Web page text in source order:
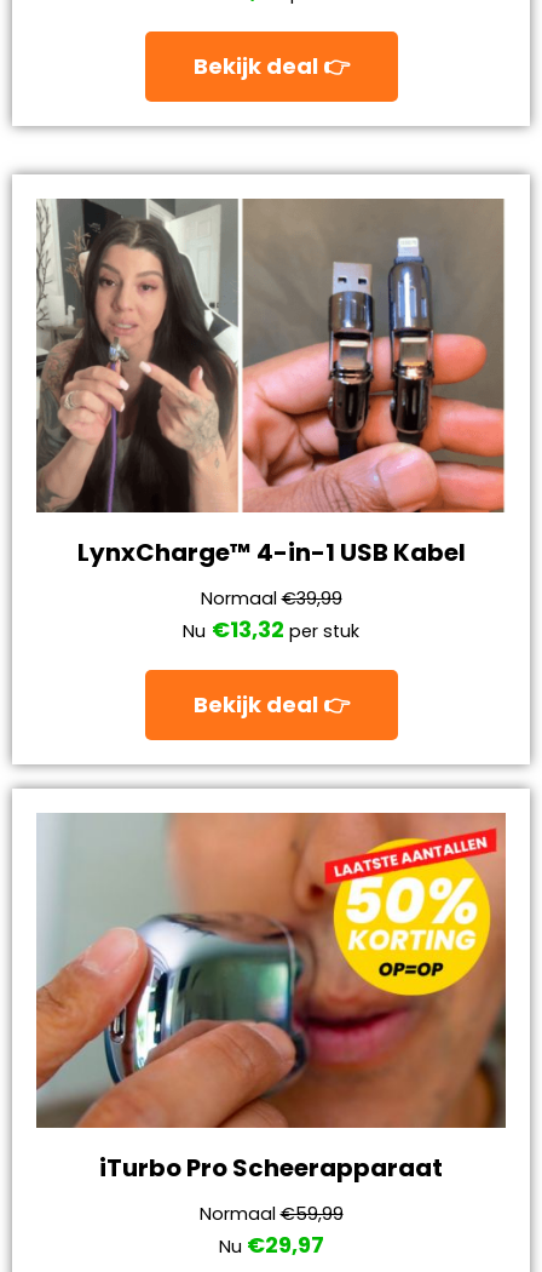
Bekijk deal 👉
LynxCharge™ 4-in-1 USB Kabel
Normaal€39,99
Nu €13,32 per stuk
Bekijk deal 👉
iTurbo Pro Scheerapparaat
Normaal€59,99
Nu €29,97